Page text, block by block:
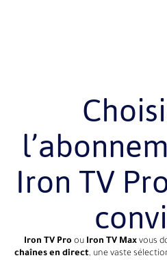
Iron TV
Iron TV Pro ou Iron TV Maxvous
chaînes en direct, une vaste